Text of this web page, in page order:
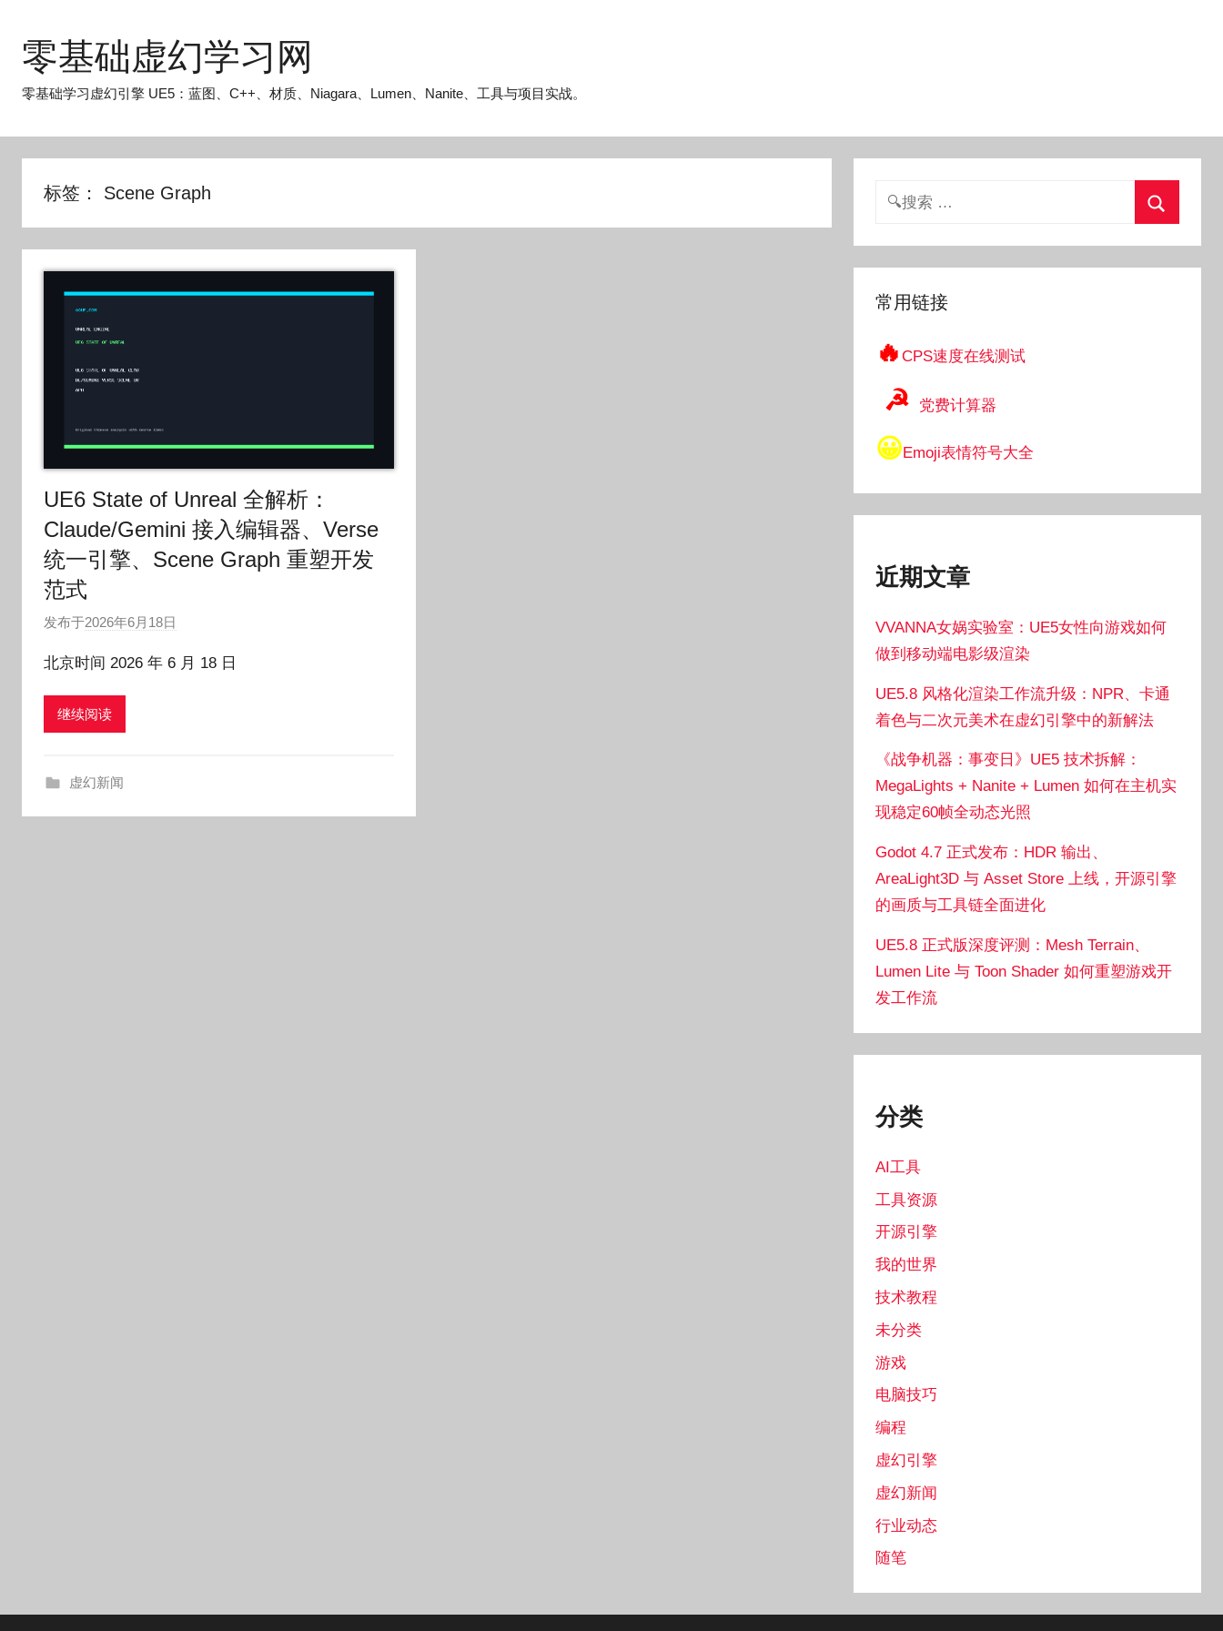
零基础虚幻学习网
零基础学习虚幻引擎 UE5：蓝图、C++、材质、Niagara、Lumen、Nanite、工具与项目实战。
标签： Scene Graph
UE6 State of Unreal 全解析：
Claude/Gemini 接入编辑器、Verse
统一引擎、Scene Graph 重塑开发
范式
发布于2026年6月18日
北京时间 2026 年 6 月 18 日
继续阅读
虚幻新闻
搜
常用链接
🔥CPS速度在线测试
☭ 党费计算器
😀Emoji表情符号大全
近期文章
VVANNA女娲实验室：UE5女性向游戏如何
做到移动端电影级渲染
UE5.8 风格化渲染工作流升级：NPR、卡通
着色与二次元美术在虚幻引擎中的新解法
《战争机器：事变日》UE5 技术拆解：
MegaLights + Nanite + Lumen 如何在主机实
现稳定60帧全动态光照
Godot 4.7 正式发布：HDR 输出、
AreaLight3D 与 Asset Store 上线，开源引擎
的画质与工具链全面进化
UE5.8 正式版深度评测：Mesh Terrain、
Lumen Lite 与 Toon Shader 如何重塑游戏开
发工作流
分类
AI工具
工具资源
开源引擎
我的世界
技术教程
未分类
游戏
电脑技巧
编程
虚幻引擎
虚幻新闻
行业动态
随笔